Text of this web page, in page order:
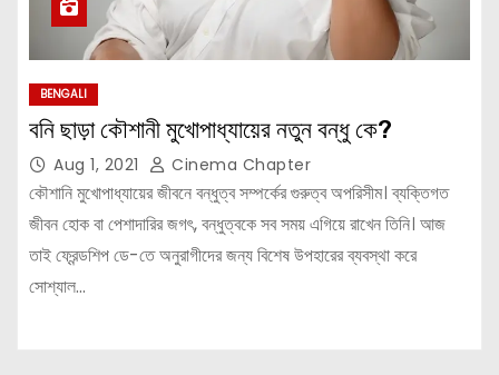
BENGALI
বনি ছাড়া কৌশানী মুখোপাধ্যায়ের নতুন বন্ধু কে?
Aug 1, 2021 Cinema Chapter
কৌশানি মুখোপাধ্যায়ের জীবনে বন্ধুত্ব সম্পর্কের গুরুত্ব অপরিসীম। ব্যক্তিগত
জীবন হোক বা পেশাদারির জগৎ, বন্ধুত্বকে সব সময় এগিয়ে রাখেন তিনি। আজ
তাই ফ্রেন্ডশিপ ডে-তে অনুরাগীদের জন্য বিশেষ উপহারের ব্যবস্থা করে
সোশ্যাল…